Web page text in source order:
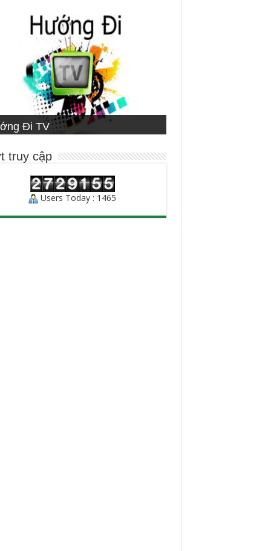
Đi TV
Đạo
MISSIONARY
Chăn Bầy
truy cập
Users Today : 1465